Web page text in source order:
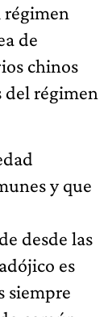
régimen
de
chinos
del régimen
y que
desde las
es
siempre